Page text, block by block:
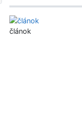
článok